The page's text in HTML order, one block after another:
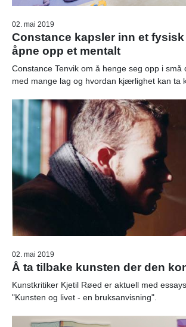
02. mai 2019
Constance kapsler inn et
åpne opp et mentalt
Constance Tenvik om å henge seg opp i små
med mange lag og hvordan kjærlighet kan ta
02. mai 2019
Å ta tilbake kunsten der den
Kunstkritiker Kjetil Røed er aktuell med
"Kunsten og livet - en bruksanvisning".